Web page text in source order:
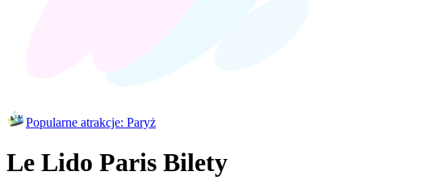
Popularne atrakcje: Paryż
Le Lido Paris Bilety